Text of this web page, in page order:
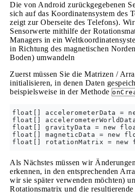
Die von Android zurückgegebenen
sich auf das Koordinatensystem des
zeigt zur Oberseite des Telefons).
Sensorwerte mithilfe der
Managers in ein
in Richtung des magnetischen
Boden) umwandeln
Zuerst müssen Sie die Matrizen /
initialisieren, in denen Daten
beispielsweise in der Methode
float[] accelerometerData =
float[]
float[] gravityData = new
float[] magneticData = new
Als Nächstes müssen wir
erkennen, in den entsprechenden
wir sie später verwenden möchten)
Rotationsmatrix und die